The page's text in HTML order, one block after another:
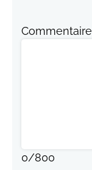
Commentaire
0/800